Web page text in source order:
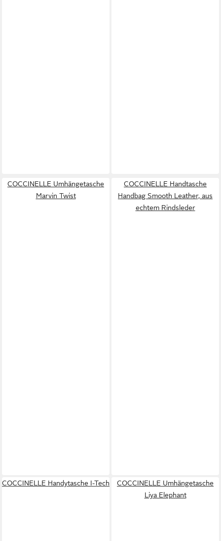
COCCINELLE Umhängetasche
Marvin Twist
COCCINELLE Handtasche
Handbag Smooth Leather, aus
echtem Rindsleder
COCCINELLE Handytasche I-Tech
COCCINELLE Umhängetasche
Liya Elephant